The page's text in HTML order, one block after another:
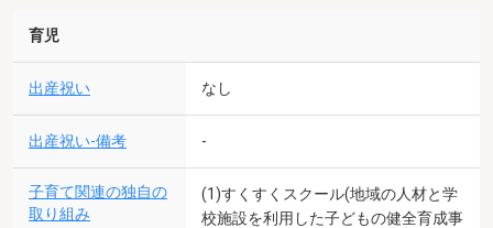
育児
出産祝い なし
出産祝い-備考 -
子育て関連の独自の
取り組み
(1)すくすくスクール(地域の人材と学
校施設を利用した子どもの健全育成事